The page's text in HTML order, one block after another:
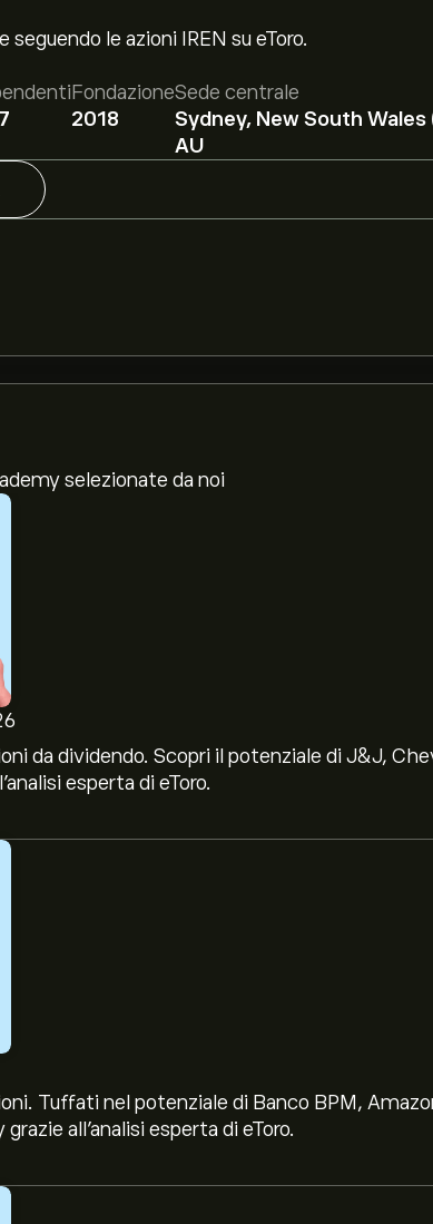
le azioni IREN su eToro.
Fondazione
2018
Sede centrale
Sydney, New South Wales
AU
selezionate da noi
da dividendo. Scopri il potenziale di J&J,
esperta di eToro.
Tuffati nel potenziale di Banco BPM,
all’analisi esperta di eToro.